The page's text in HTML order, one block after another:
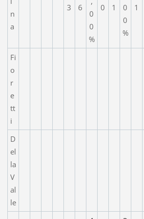
n
a
3 6
0
0
%
0 1
0
0
%
1
Fi
o
r
e
tt
i
D
el
la
V
al
le